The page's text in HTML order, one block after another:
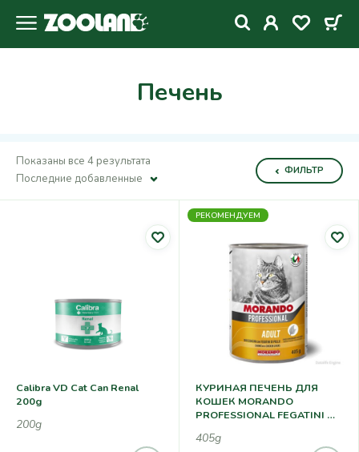
Печень
Показаны все 4 результата
Последние добавленные
ФИЛЬТР
Calibra VD Cat Can Renal
200g
200g
РЕКОМЕНДУЕМ
КУРИНАЯ ПЕЧЕНЬ ДЛЯ
КОШЕК MORANDO
PROFESSIONAL FEGATINI DI
405g